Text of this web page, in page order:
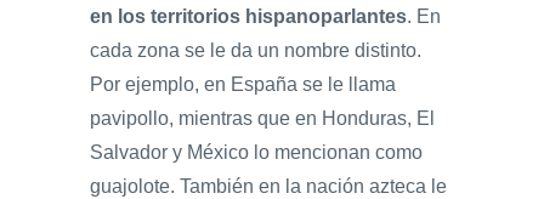
en los territorios hispanoparlantes. En
cada zona se le da un nombre distinto.
Por ejemplo, en España se le llama
pavipollo, mientras que en Honduras, El
Salvador y México lo mencionan como
guajolote. También en la nación azteca le